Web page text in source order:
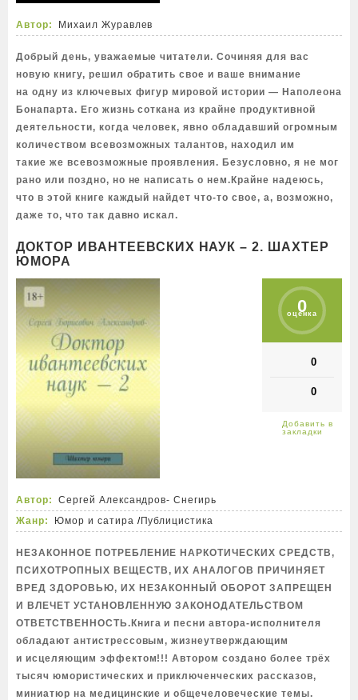
Автор: Михаил Журавлев
Добрый день, уважаемые читатели. Сочиняя для вас
новую книгу, решил обратить свое и ваше внимание
на одну из ключевых фигур мировой истории — Наполеона
Бонапарта. Его жизнь соткана из крайне продуктивной
деятельности, когда человек, явно обладавший огромным
количеством всевозможных талантов, находил им
такие же всевозможные проявления. Безусловно, я не мог
рано или поздно, но не написать о нем.Крайне надеюсь,
что в этой книге каждый найдет что-то свое, а, возможно,
даже то, что так давно искал.
ДОКТОР ИВАНТЕЕВСКИХ НАУК – 2. ШАХТЕР
ЮМОРА
0
оценка
0
0
Автор:
Сергей Александров- Снегирь
Жанр:
Юмор и сатира /Публицистика
НЕЗАКОННОЕ ПОТРЕБЛЕНИЕ НАРКОТИЧЕСКИХ СРЕДСТВ,
ПСИХОТРОПНЫХ ВЕЩЕСТВ, ИХ АНАЛОГОВ ПРИЧИНЯЕТ
ВРЕД ЗДОРОВЬЮ, ИХ НЕЗАКОННЫЙ ОБОРОТ ЗАПРЕЩЕН
И ВЛЕЧЕТ УСТАНОВЛЕННУЮ ЗАКОНОДАТЕЛЬСТВОМ
ОТВЕТСТВЕННОСТЬ.Книга и песни автора-исполнителя
обладают антистрессовым, жизнеутверждающим
и исцеляющим эффектом!!! Автором создано более трёх
тысяч юмористических и приключенческих рассказов,
миниатюр на медицинские и общечеловеческие темы.